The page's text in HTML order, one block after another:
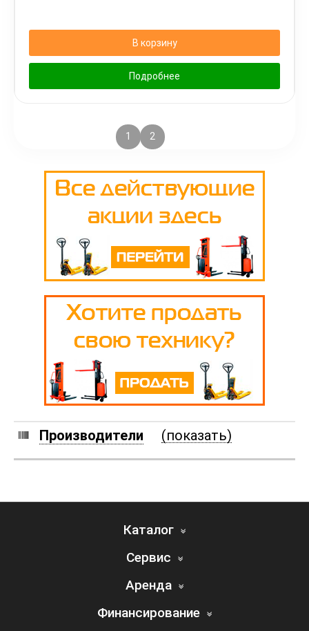
В корзину
Подробнее
1 2
Производители (показать)
Каталог
Сервис
Аренда
Финансирование